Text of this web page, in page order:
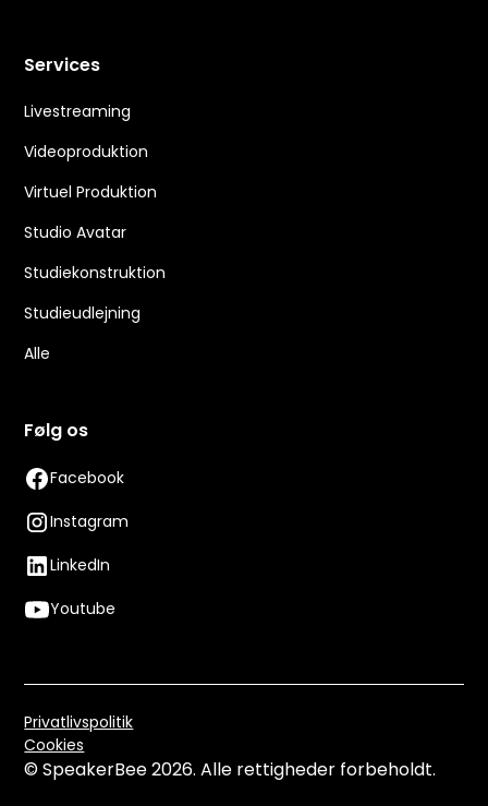
Services
Livestreaming
Videoproduktion
Virtuel Produktion
Studio Avatar
Studiekonstruktion
Studieudlejning
Alle
Følg os
Facebook
Instagram
LinkedIn
Youtube
© SpeakerBee2026. Alle rettigheder forbeholdt.
Privatlivspolitik
Cookies